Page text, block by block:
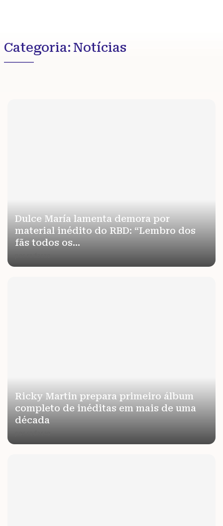
Categoria: Notícias
Dulce María lamenta demora por
material inédito do RBD: “Lembro dos
fãs todos os...
Ricky Martin prepara primeiro álbum
completo de inéditas em mais de uma
década